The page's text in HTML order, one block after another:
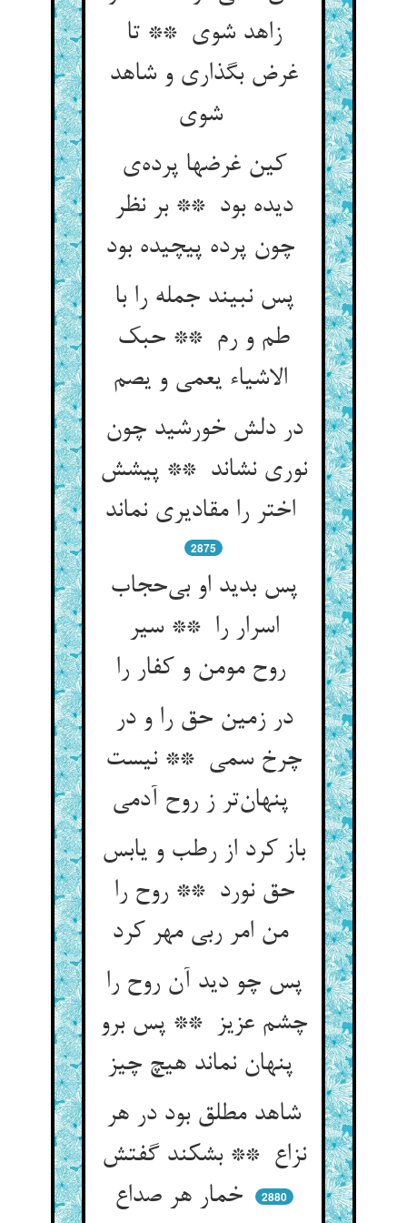
زاهد شوی ** تا
غرض بگذاری و شاهد
شوی
کین غرضها پرده‌ی
دیده بود ** بر نظر
پس نبیند جمله را با
طم و رم ** حبک
در دلش خورشید چون
نوری نشاند ** پیشش
2875
پس بدید او بی‌حجاب
اسرار را ** سیر
روح مومن و کفار را
در زمین حق را و در
چرخ سمی ** نیست
باز کرد از رطب و یابس
حق نورد ** روح را
من امر ربی مهر کرد
پس چو دید آن روح را
چشم عزیز ** پس برو
شاهد مطلق بود در هر
نزاع ** بشکند گفتش
خمار هر صداع
2880